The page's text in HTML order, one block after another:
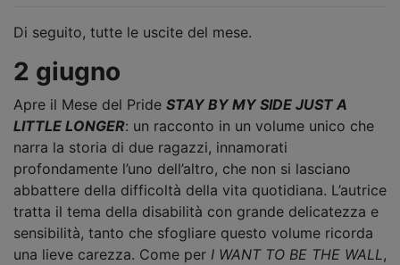
Di seguito, tutte le uscite del mese.
2 giugno
Apre il Mese del Pride STAY BY MY SIDE JUST A
LITTLE LONGER: un racconto in un volume unico che
narra la storia di due ragazzi, innamorati
profondamente l’uno dell’altro, che non si lasciano
abbattere della difficoltà della vita quotidiana. L’autrice
tratta il tema della disabilità con grande delicatezza e
sensibilità, tanto che sfogliare questo volume ricorda
una lieve carezza. Come per I WANT TO BE THE WALL,